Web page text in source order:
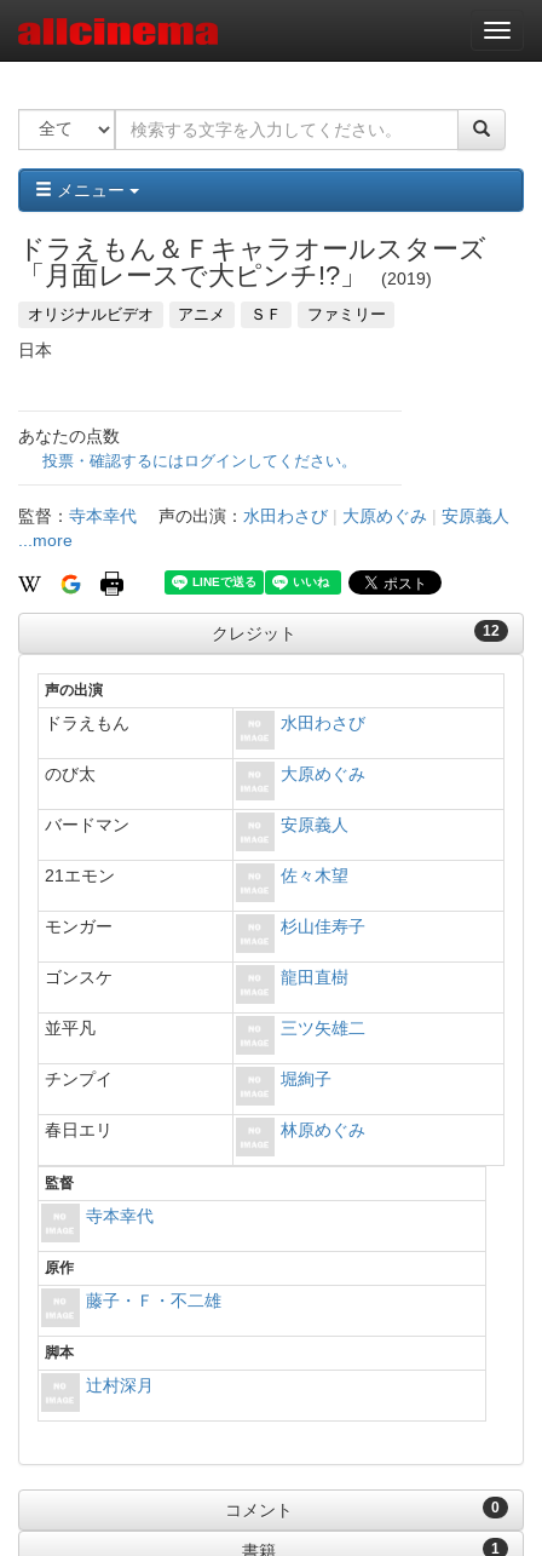
ナ
ビ
ー
ョ
ン
メニュー
ドラえもん＆Ｆキャラオールスターズ
「月面レースで大ピンチ!?」
2019
オリジナルビデオ アニメ ＳＦ ファミリー
日本
あなたの点数
投票・確認するにはログインしてください。
監督： 寺本幸代 声の出演： 水田わさび | 大原めぐみ | 安原義人
...more
12
クレジット
声の出演
ドラえもん 水田わさび
のび太 大原めぐみ
バードマン 安原義人
21エモン 佐々木望
モンガー 杉山佳寿子
ゴンスケ 龍田直樹
並平凡 三ツ矢雄二
チンプイ 堀絢子
春日エリ 林原めぐみ
監督
寺本幸代
原作
藤子・Ｆ・不二雄
脚本
辻村深月
0
コメント
1
書籍